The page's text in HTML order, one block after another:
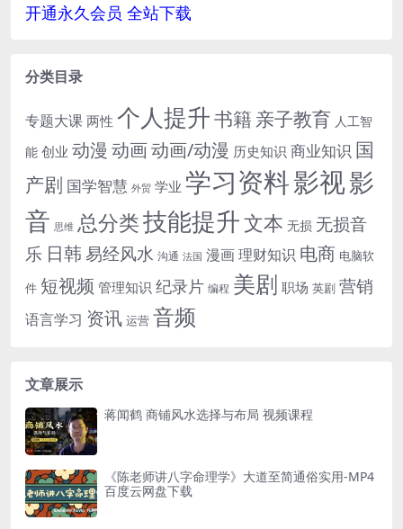
开通永久会员 全站下载
分类目录
专题大课 两性 个人提升书籍 亲子教育 人工智
能 创业 动漫 动画动画/动漫 历史知识 商业知识 国
产剧 国学智慧 外贸 学业 学习资料影视影
音 思维 总分类技能提升文本 无损 无损音
乐 日韩易经风水 沟通 法国 漫画理财知识 电商 电脑软
件 短视频 管理知识 纪录片 编程 美剧 职场 英剧 营销
语言学习 资讯 运营 音频
文章展示
蒋闻鹤 商铺风水选择与布局 视频课程
《陈老师讲八字命理学》大道至简通俗实用-MP4
百度云网盘下载